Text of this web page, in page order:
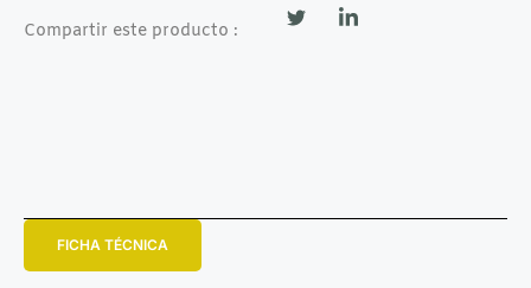
Compartir este producto :
FICHA TÉCNICA